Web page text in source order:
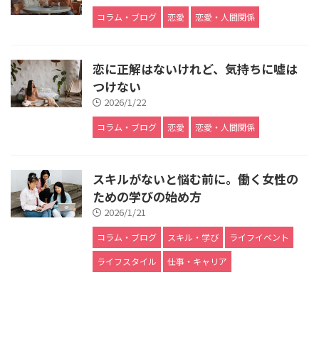
コラム・ブログ 恋愛 恋愛・人間関係
恋に正解はないけれど、気持ちに嘘は
つけない
2026/1/22
コラム・ブログ 恋愛 恋愛・人間関係
スキルがないと悩む前に。働く女性の
ための学びの始め方
2026/1/21
コラム・ブログ スキル・学び
ライフイベント
ライフスタイル
仕事・キャリア